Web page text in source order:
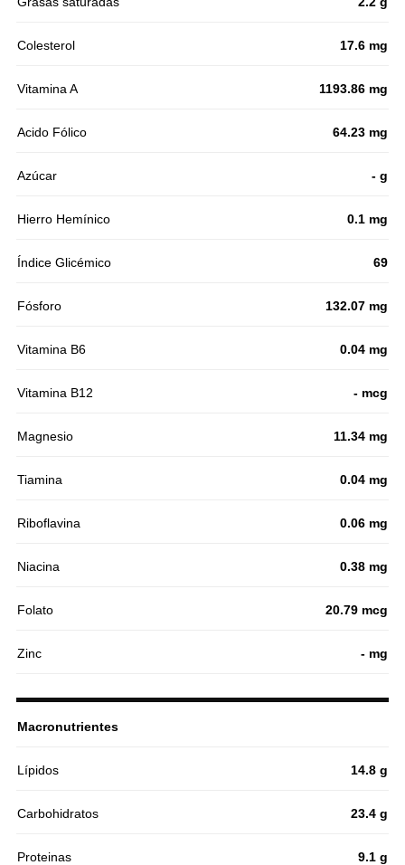
Colesterol 17.6 mg
Vitamina A 1193.86 mg
Acido Fólico 64.23 mg
Azúcar - g
Hierro Hemínico 0.1 mg
Índice Glicémico 69
Fósforo 132.07 mg
Vitamina B6 0.04 mg
Vitamina B12 - mcg
Magnesio 11.34 mg
Tiamina 0.04 mg
Riboflavina 0.06 mg
Niacina 0.38 mg
Folato 20.79 mcg
Zinc - mg
Macronutrientes
Lípidos 14.8 g
Carbohidratos 23.4 g
Proteinas 9.1 g